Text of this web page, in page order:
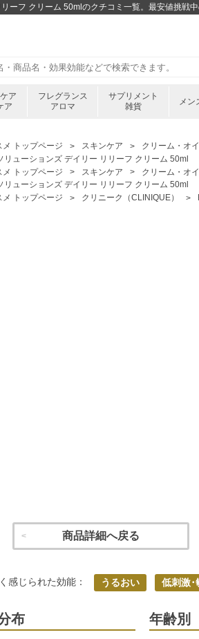
ーフ クリーム 50mlのクチコミ一覧。最安値挑戦
ア
ア
フレグランス
アロマ
サプリメント
雑貨
メン
メ トップページ スキンケア クリーム・オ
リューションズ デイリー リリーフ クリーム 50ml
メ トップページ
スキンケア クリーム・オ
リューションズ デイリー リリーフ クリーム 50ml
メ トップページ
クリニーク（CLINIQUE）
商品詳細へ戻る
感じられた効能： うるおい 低刺激･
布 年齢別